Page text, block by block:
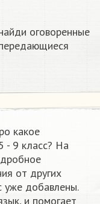
оговоренные
какое
- 9 класс? На
от других
уже добавлены.
и помогает